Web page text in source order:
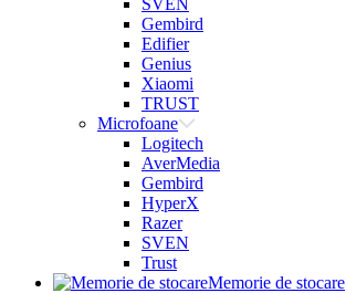
SVEN
Gembird
Edifier
Genius
Xiaomi
TRUST
Microfoane
Logitech
AverMedia
Gembird
HyperX
Razer
SVEN
Trust
Memorie de stocare